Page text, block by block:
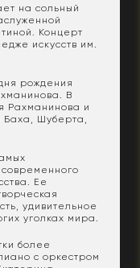
на сольный
Концерт
искусств им.
рождения
В
Рахманинова и
Баха, Шуберта,
Ее
удивительное
уголках мира.
более
с оркестром